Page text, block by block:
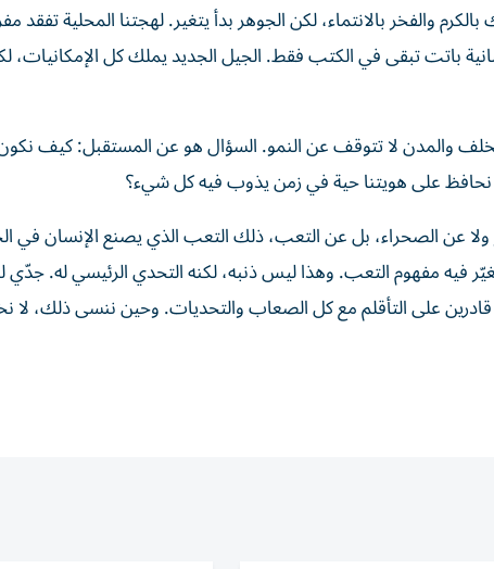
والفخر بالانتماء، لكن الجوهر بدأ يتغير. لهجتنا المحلية تفقد
باتت تبقى في الكتب فقط. الجيل الجديد يملك كل الإمكانيات،
والمدن لا تتوقف عن النمو. السؤال هو عن المستقبل: كيف
على هويتنا حية في زمن يذوب فيه كل شيء؟
ولا عن الصحراء، بل عن التعب، ذلك التعب الذي يصنع الإنسان في
مفهوم التعب. وهذا ليس ذنبه، لكنه التحدي الرئيسي له. جدّي
قادرين على التأقلم مع كل الصعاب والتحديات. وحين ننسى ذلك،